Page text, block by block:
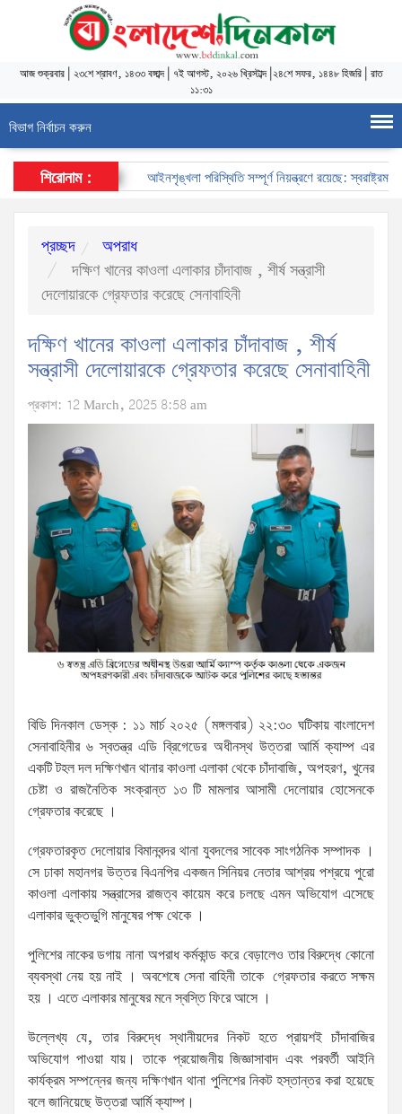
আজশুক্রবার| ২৩শে শ্রাবণ, ১৪৩৩ বঙ্গাব্দ| ৭ই আগস্ট, ২০২৬ খ্রিস্টাব্দ| ২৪শে সফর, ১৪৪৮ হিজরি| রাত
১১:৩১
বিভাগ নির্বাচন করুন
শিরোনাম : আইনশৃঙ্খলা পরিস্থিতি সম্পূর্ণ নিয়ন্ত্রণে রয়েছে: স্বরাষ্ট্রমন্ত্রী
প্রচ্ছদ
অপরাধ
দক্ষিণ খানের কাওলা এলাকার চাঁদাবাজ , শীর্ষ সন্ত্রাসী
দেলোয়ারকে গ্রেফতার করেছে সেনাবাহিনী
দক্ষিণ খানের কাওলা এলাকার চাঁদাবাজ , শীর্ষ
সন্ত্রাসী দেলোয়ারকে গ্রেফতার করেছে সেনাবাহিনী
প্রকাশ: 12 March, 2025 8:58 am
বিডি দিনকাল ডেস্ক : ১১ মার্চ ২০২৫ (মঙ্গলবার) ২২:৩০ ঘটিকায় বাংলাদেশ
সেনাবাহিনীর ৬ স্বতন্ত্র এডি ব্রিগেডের অধীনস্থ উত্তরা আর্মি ক্যাম্প এর
একটি টহল দল দক্ষিণখান থানার কাওলা এলাকা থেকে চাঁদাবাজি, অপহরণ, খুনের
চেষ্টা ও রাজনৈতিক সংক্রান্ত ১৩ টি মামলার আসামী দেলোয়ার হোসেনকে
গ্রেফতার করেছে ।
গ্রেফতারকৃত দেলোয়ার বিমানবন্দর থানা যুবদলের সাবেক সাংগঠনিক সম্পাদক ।
সে ঢাকা মহানগর উত্তর বিএনপির একজন সিনিয়র নেতার আশ্রয় পশ্রয়ে পুরো
কাওলা এলাকায় সন্ত্রাসের রাজত্ব কায়েম করে চলছে এমন অভিযোগ এসেছে
এলাকার ভুক্তভুগি মানুষের পক্ষ থেকে ।
পুলিশের নাকের ডগায় নানা অপরাধ কর্মকান্ড করে বেড়ালেও তার বিরুদ্ধে কোনো
ব্যবস্থা নেয় হয় নাই । অবশেষে সেনা বাহিনী তাকে গ্রেফতার করতে সক্ষম
হয় । এতে এলাকার মানুষের মনে স্বস্তি ফিরে আসে ।
উল্লেখ্য যে, তার বিরুদ্ধে স্থানীয়দের নিকট হতে প্রায়শই চাঁদাবাজির
অভিযোগ পাওয়া যায়। তাকে প্রয়োজনীয় জিজ্ঞাসাবাদ এবং পরবর্তী আইনি
কার্যক্রম সম্পন্নের জন্য দক্ষিণখান থানা পুলিশের নিকট হস্তান্তর করা হয়েছে
বলে জানিয়েছে উত্তরা আর্মি ক্যাম্প।